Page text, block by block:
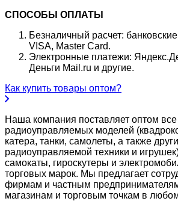
СПОСОБЫ ОПЛАТЫ
Безналичный расчет:
VISA, Master Card.
Электронные платежи:
Деньги Mail.ru и другие.
Как купить товары оптом?
Наша компания поставляет оптом
радиоуправляемых моделей
катера, танки, самолеты, а также
радиоуправляемой техники и
самокаты, гироскутеры и
торговых марок. Мы предлагает
фирмам и частным
магазинам и торговым точкам в